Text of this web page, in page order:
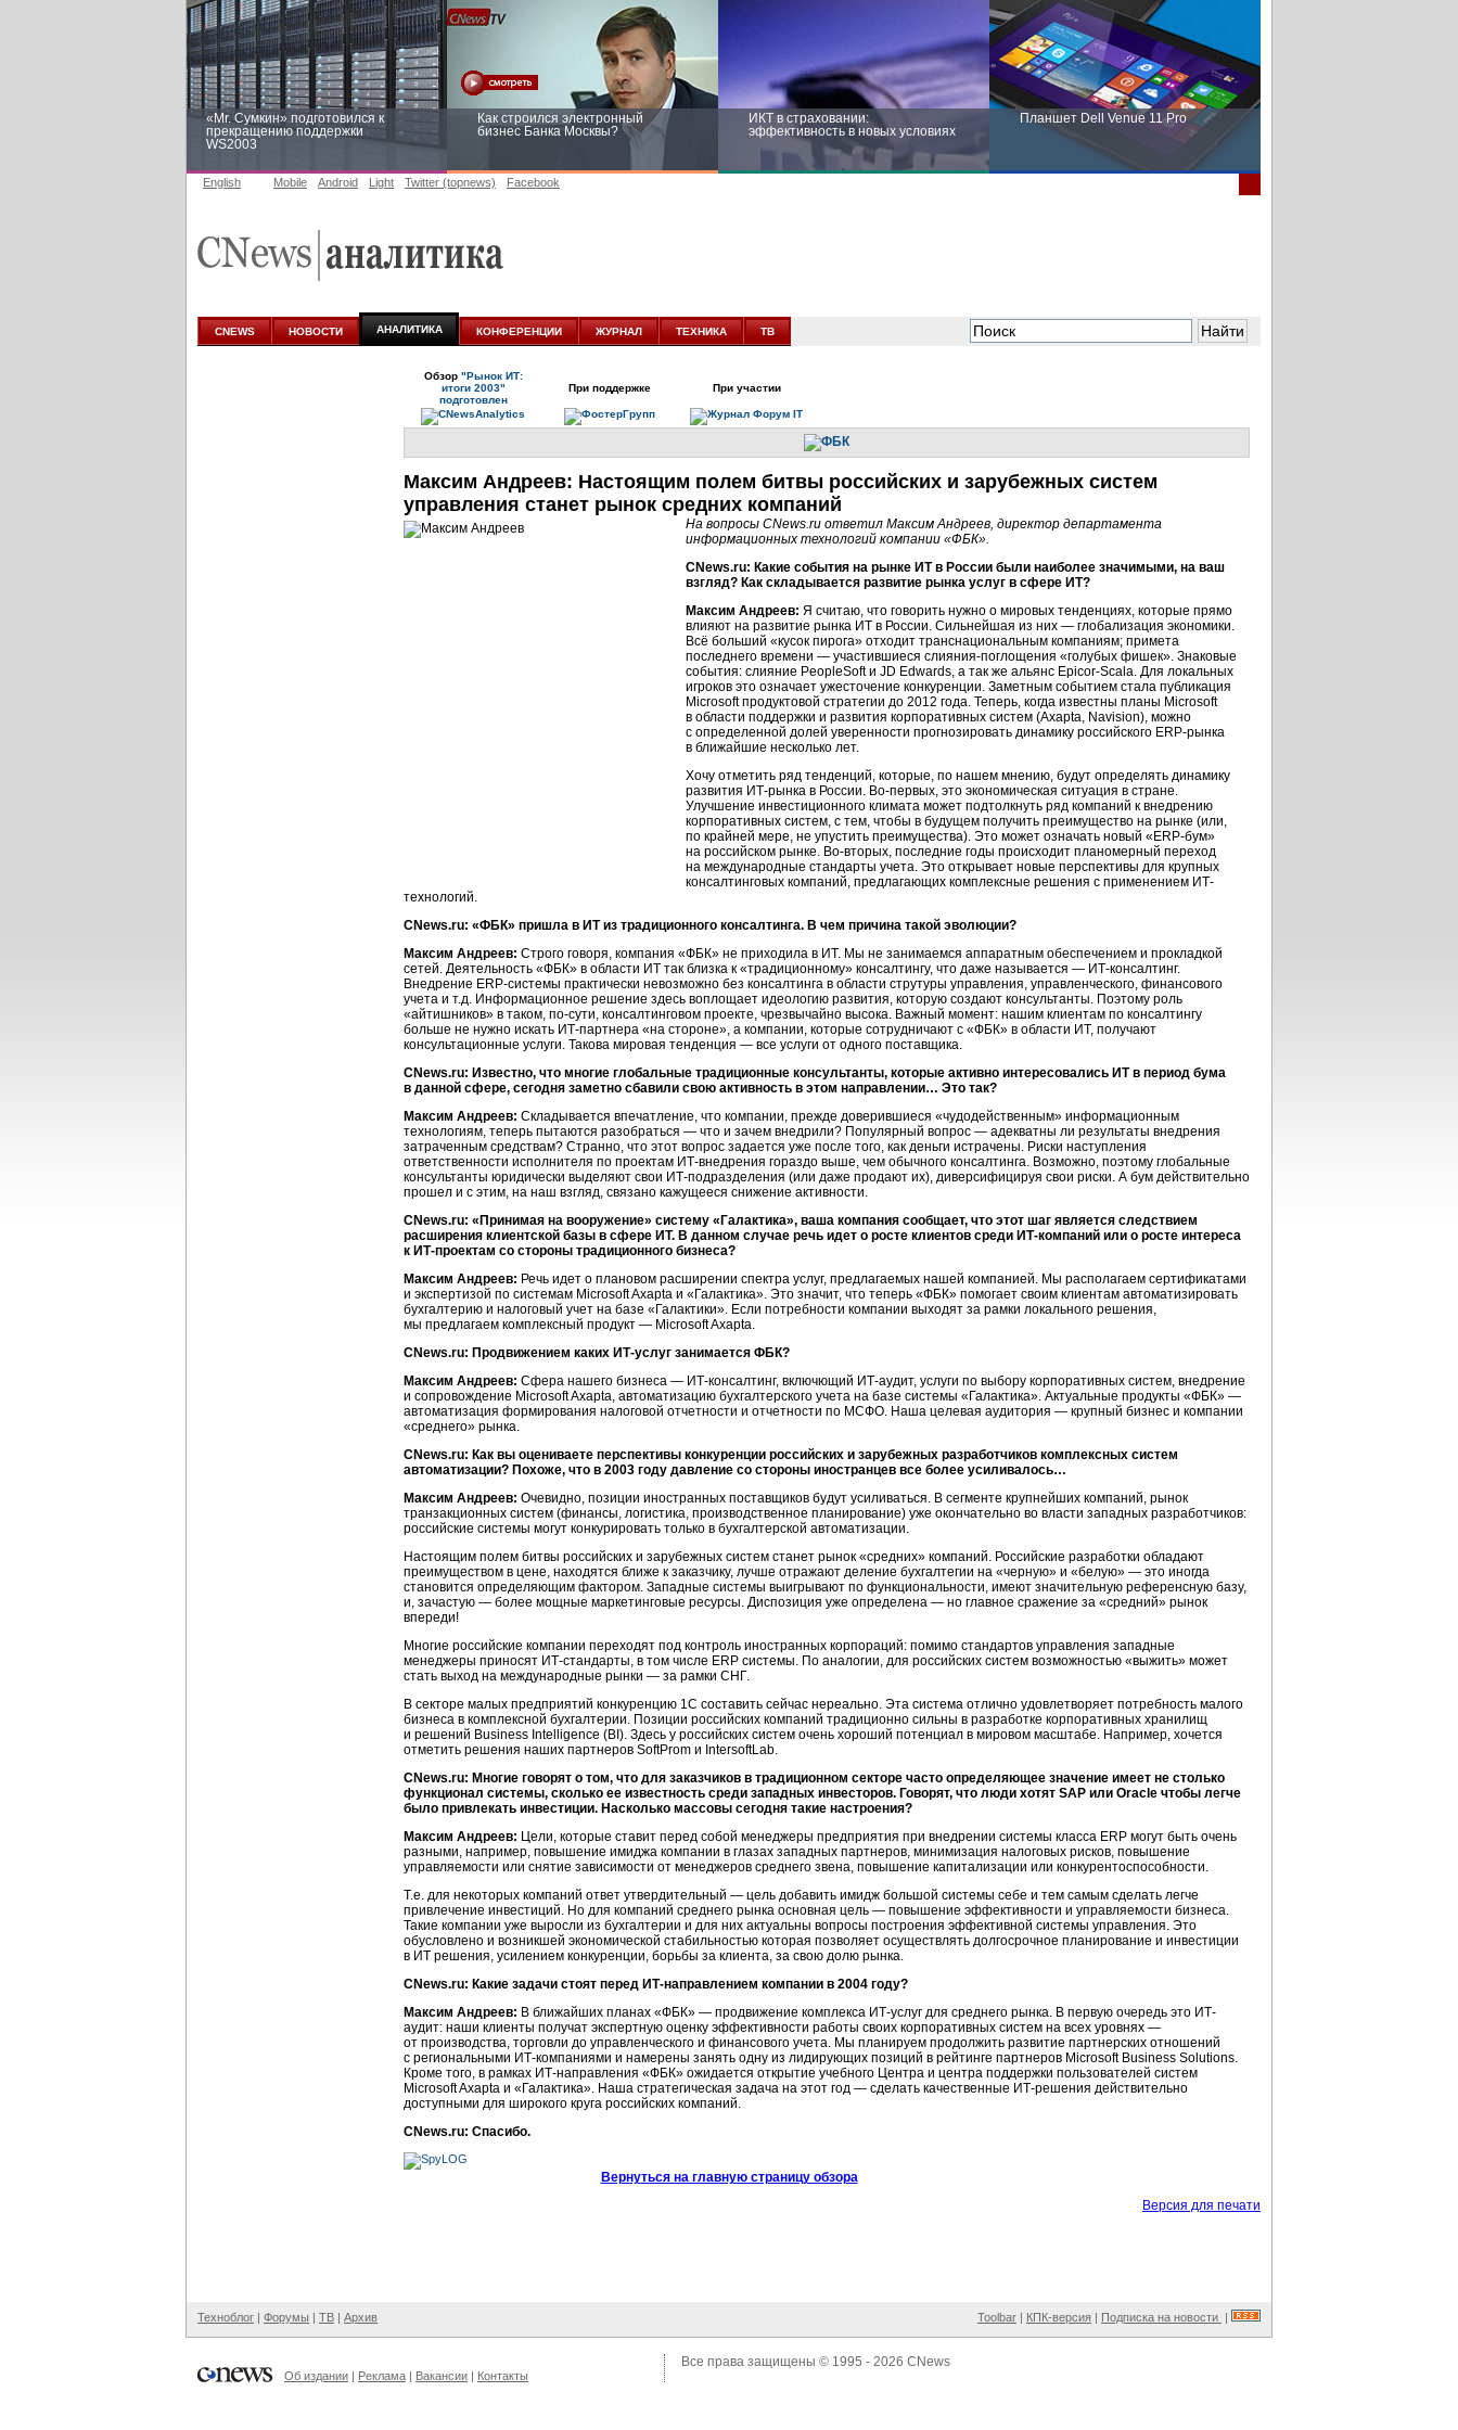
«Mr. Сумкин» подготовился к
прекращению поддержки
WS2003
Как строился электронный
бизнес Банка Москвы?
ИКТ в страховании:
эффективность в новых условиях
Планшет Dell Venue 11 Pro
аналитике
новых условиях
English Mobile Android Light Twitter (topnews) Facebook
CNEWS НОВОСТИ АНАЛИТИКА КОНФЕРЕНЦИИ ЖУРНАЛ ТЕХНИКА ТВ
Обзор "Рынок ИТ:
итоги 2003"
подготовлен
При поддержке При участии
Максим Андреев: Настоящим полем битвы российских и зарубежных систем
управления станет рынок средних компаний
На вопросы CNews.ru ответил Максим Андреев, директор департамента
информационных технологий компании «ФБК».
CNews.ru: Какие события на рынке ИТ в России были наиболее значимыми, на ваш
взгляд? Как складывается развитие рынка услуг в сфере ИТ?
Максим Андреев: Я считаю, что говорить нужно о мировых тенденциях, которые прямо
влияют на развитие рынка ИТ в России. Сильнейшая из них — глобализация экономики.
Всё больший «кусок пирога» отходит транснациональным компаниям; примета
последнего времени — участившиеся слияния-поглощения «голубых фишек». Знаковые
события: слияние PeopleSoft и JD Edwards, а так же альянс Epicor-Scala. Для локальных
игроков это означает ужесточение конкуренции. Заметным событием стала публикация
Microsoft продуктовой стратегии до 2012 года. Теперь, когда известны планы Microsoft
в области поддержки и развития корпоративных систем (Axapta, Navision), можно
с определенной долей уверенности прогнозировать динамику российского ERP-рынка
в ближайшие несколько лет.
Хочу отметить ряд тенденций, которые, по нашем мнению, будут определять динамику
развития ИТ-рынка в России. Во-первых, это экономическая ситуация в стране.
Улучшение инвестиционного климата может подтолкнуть ряд компаний к внедрению
корпоративных систем, с тем, чтобы в будущем получить преимущество на рынке (или,
по крайней мере, не упустить преимущества). Это может означать новый «ERP-бум»
на российском рынке. Во-вторых, последние годы происходит планомерный переход
на международные стандарты учета. Это открывает новые перспективы для крупных
консалтинговых компаний, предлагающих комплексные решения с применением ИТ-
технологий.
CNews.ru: «ФБК» пришла в ИТ из традиционного консалтинга. В чем причина такой эволюции?
Максим Андреев: Строго говоря, компания «ФБК» не приходила в ИТ. Мы не занимаемся аппаратным обеспечением и прокладкой
сетей. Деятельность «ФБК» в области ИТ так близка к «традиционному» консалтингу, что даже называется — ИТ-консалтинг.
Внедрение ERP-системы практически невозможно без консалтинга в области струтуры управления, управленческого, финансового
учета и т.д. Информационное решение здесь воплощает идеологию развития, которую создают консультанты. Поэтому роль
«айтишников» в таком, по-сути, консалтинговом проекте, чрезвычайно высока. Важный момент: нашим клиентам по консалтингу
больше не нужно искать ИТ-партнера «на стороне», а компании, которые сотрудничают с «ФБК» в области ИТ, получают
консультационные услуги. Такова мировая тенденция — все услуги от одного поставщика.
CNews.ru: Известно, что многие глобальные традиционные консультанты, которые активно интересовались ИТ в период бума
в данной сфере, сегодня заметно сбавили свою активность в этом направлении… Это так?
Максим Андреев: Складывается впечатление, что компании, прежде доверившиеся «чудодейственным» информационным
технологиям, теперь пытаютcя разобраться — что и зачем внедрили? Популярный вопрос — адекватны ли результаты внедрения
затраченным средствам? Странно, что этот вопрос задается уже после того, как деньги истрачены. Риски наступления
ответственности исполнителя по проектам ИТ-внедрения гораздо выше, чем обычного консалтинга. Возможно, поэтому глобальные
консультанты юридически выделяют свои ИТ-подразделения (или даже продают их), диверсифицируя свои риски. А бум действительно
прошел и с этим, на наш взгляд, связано кажущееся снижение активности.
CNews.ru: «Принимая на вооружение» систему «Галактика», ваша компания сообщает, что этот шаг является следствием
расширения клиентской базы в сфере ИТ. В данном случае речь идет о росте клиентов среди ИТ-компаний или о росте интереса
к ИТ-проектам со стороны традиционного бизнеса?
Максим Андреев: Речь идет о плановом расширении спектра услуг, предлагаемых нашей компанией. Мы располагаем сертификатами
и экспертизой по системам Microsoft Axapta и «Галактика». Это значит, что теперь «ФБК» помогает своим клиентам автоматизировать
бухгалтерию и налоговый учет на базе «Галактики». Если потребности компании выходят за рамки локального решения,
мы предлагаем комплексный продукт — Microsoft Axapta.
CNews.ru: Продвижением каких ИТ-услуг занимается ФБК?
Максим Андреев: Сфера нашего бизнеса — ИТ-консалтинг, включющий ИТ-аудит, услуги по выбору корпоративных систем, внедрение
и сопровождение Microsoft Axapta, автоматизацию бухгалтерского учета на базе системы «Галактика». Актуальные продукты «ФБК» —
автоматизация формирования налоговой отчетности и отчетности по МСФО. Наша целевая аудитория — крупный бизнес и компании
«среднего» рынка.
CNews.ru: Как вы оцениваете перспективы конкуренции российских и зарубежных разработчиков комплексных систем
автоматизации? Похоже, что в 2003 году давление со стороны иностранцев все более усиливалось…
Максим Андреев: Очевидно, позиции иностранных поставщиков будут усиливаться. В сегменте крупнейших компаний, рынок
транзакционных систем (финансы, логистика, производственное планирование) уже окончательно во власти западных разработчиков:
российские системы могут конкурировать только в бухгалтерской автоматизации.
Настоящим полем битвы российских и зарубежных систем станет рынок «средних» компаний. Российские разработки обладают
преимуществом в цене, находятся ближе к заказчику, лучше отражают деление бухгалтегии на «черную» и «белую» — это иногда
становится определяющим фактором. Западные системы выигрывают по функциональности, имеют значительную референсную базу,
и, зачастую — более мощные маркетинговые ресурсы. Диспозиция уже определена — но главное сражение за «средний» рынок
впереди!
Многие российские компании переходят под контроль иностранных корпораций: помимо стандартов управления западные
менеджеры приносят ИТ-стандарты, в том числе ERP системы. По аналогии, для российских систем возможностью «выжить» может
стать выход на международные рынки — за рамки СНГ.
В секторе малых предприятий конкуренцию 1С составить сейчас нереально. Эта система отлично удовлетворяет потребность малого
бизнеса в комплексной бухгалтерии. Позиции российских компаний традиционно сильны в разработке корпоративных хранилищ
и решений Business Intelligence (BI). Здесь у российских систем очень хороший потенциал в мировом масштабе. Например, хочется
отметить решения наших партнеров SoftProm и IntersoftLab.
CNews.ru: Многие говорят о том, что для заказчиков в традиционном секторе часто определяющее значение имеет не столько
функционал системы, сколько ее известность среди западных инвесторов. Говорят, что люди хотят SAP или Oracle чтобы легче
было привлекать инвестиции. Насколько массовы сегодня такие настроения?
Максим Андреев: Цели, которые ставит перед собой менеджеры предприятия при внедрении системы класса ERP могут быть очень
разными, например, повышение имиджа компании в глазах западных партнеров, минимизация налоговых рисков, повышение
управляемости или снятие зависимости от менеджеров среднего звена, повышение капитализации или конкурентоспособности.
Т.е. для некоторых компаний ответ утвердительный — цель добавить имидж большой системы себе и тем самым сделать легче
привлечение инвестиций. Но для компаний среднего рынка основная цель — повышение эффективности и управляемости бизнеса.
Такие компании уже выросли из бухгалтерии и для них актуальны вопросы построения эффективной системы управления. Это
обусловлено и возникшей экономической стабильностью которая позволяет осуществлять долгосрочное планирование и инвестиции
в ИТ решения, усилением конкуренции, борьбы за клиента, за свою долю рынка.
CNews.ru: Какие задачи стоят перед ИТ-направлением компании в 2004 году?
Максим Андреев: В ближайших планах «ФБК» — продвижение комплекса ИТ-услуг для среднего рынка. В первую очередь это ИТ-
аудит: наши клиенты получат экспертную оценку эффективности работы своих корпоративных систем на всех уровнях —
от производства, торговли до управленческого и финансового учета. Мы планируем продолжить развитие партнерских отношений
с региональными ИТ-компаниями и намерены занять одну из лидирующих позиций в рейтинге партнеров Microsoft Business Solutions.
Кроме того, в рамках ИТ-направления «ФБК» ожидается открытие учебного Центра и центра поддержки пользователей систем
Microsoft Axapta и «Галактика». Наша стратегическая задача на этот год — сделать качественные ИТ-решения действительно
доступными для широкого круга российских компаний.
CNews.ru: Спасибо.
Вернуться на главную страницу обзора
Версия для печати
Техноблог | Форумы | ТВ | Архив Toolbar | КПК-версия | Подписка на новости |
Об издании | Реклама | Вакансии | Контакты
Все права защищены © 1995 - 2026 CNews